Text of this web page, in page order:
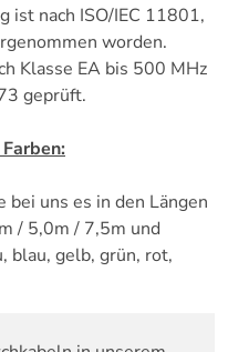
ist nach ISO/IEC 11801,
worden.
Klasse EA bis 500 MHz
geprüft.
bei uns es in den Längen
/ 5,0m / 7,5m und
blau, gelb, grün, rot,